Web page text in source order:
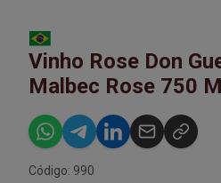
Vinho Rose Don
Malbec Rose 750
Código: 990